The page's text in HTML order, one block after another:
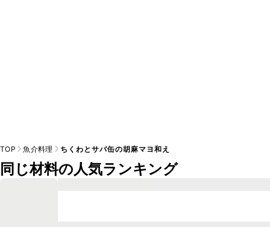
TOP 魚介料理 ちくわとサバ缶の胡麻マヨ和え
同じ材料の人気ランキング